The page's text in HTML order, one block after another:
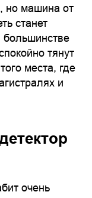
но машина от
станет
большинстве
тянут
места, где
и
очень